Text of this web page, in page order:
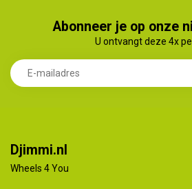
Abonneer je op onze
U ontvangt deze 4x
Djimmi.nl
Wheels 4 You